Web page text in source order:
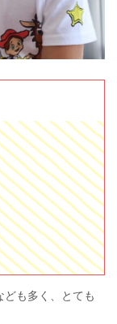
も多く、とても